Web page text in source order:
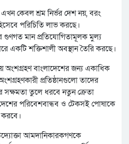
এখন কেবল শ্রম নির্ভর দেশ নয়, বরং
পরিচিতি লাভ করছে।
গুণগত মান প্রতিযোগিতামূলক মুল্য
একটি শক্তিশালী অবস্থান তৈরি করছে।
বাংলাদেশের জন্য একাধিক
প্রতিষ্ঠানগুলো তাদের
সক্ষমতা তুলে ধরবে নতুন ক্রেতা
পরিবেশবান্ধব ও টেকসই পোষাকে
করবে।
আমদানিকারকগণকে